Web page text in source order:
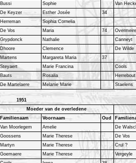
Bussi Sophie Van
De Keyzer Esther Josée 34
Herreman Sophia Cornelia
De Vos Maria 74 Overmeire
Grypdonck Nathalie Canneyt
Dhoore Clemence De Wilde
Martens Margareta Maria 37
Steyaert Marie Francina Cools
Bauts Rosalia Herrebout
De Martelaere Melanie Marie Staelens
1951
Moeder van de overledene
Familienaam Voornaam Oud
Van Moorlegem Amelie De
Goossens Marie Therese De Vos
Martyn Marie Therese Crul ?
Goemaere Marie Therese Vergeyle